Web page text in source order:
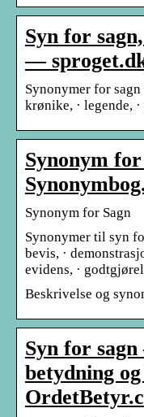
Syn for
—
Synonymer for
krønike, · legende,
Synonym for
Synonym for Sagn
Synonymer til syn
bevis, ·
evidens, ·
Beskrivelse og
Syn for
betydning